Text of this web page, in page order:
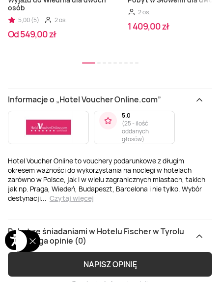
osób
5,00 (5) 2 os.
Od 549,00 zł
2 os.
1 409,00 zł
Informacje o „Hotel Voucher Online.com”
Hotel Voucher Online to vouchery podarunkowe z długim
okresem ważności do wykorzystania na noclegi w hotelach
zarówno w Polsce, jak i w wielu zagranicznych miastach, takich
jak np. Praga, Wiedeń, Budapeszt, Barcelona i nie tylko. Wybór
destynacji... Czytaj więcej
5.0
(25 - ilość
oddanych
głosów)
Pobyt ze śniadaniami w Hotelu Fischer w Tyrolu
dla dwojga opinie (0)
NAPISZ OPINIĘ